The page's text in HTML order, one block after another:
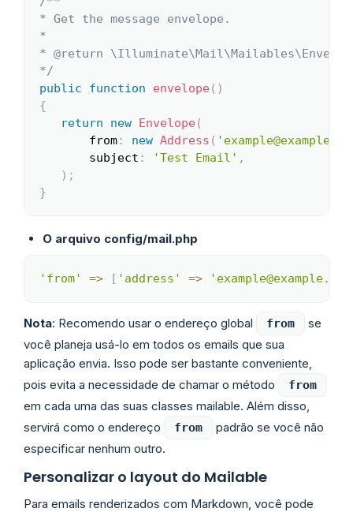
* Get the message envelope.
*
* @return
*/
public
function envelope( )
{
return
new Envelope(
from: new Address (
subject : 'Test Email' ,
) ;
}
O arquivo config/mail.php
'from' => [ 'address' => Copy
Nota: Recomendo usar o endereço global from
se
você planeja usá-lo em todos os emails que sua
aplicação envia. Isso pode ser bastante conveniente,
pois evita a necessidade de chamar o método
from
em cada uma das suas classes mailable. Além disso,
servirá como o endereço
from
padrão se você não
especificar nenhum outro.
Personalizar o layout do Mailable
Para emails renderizados com Markdown, você pode